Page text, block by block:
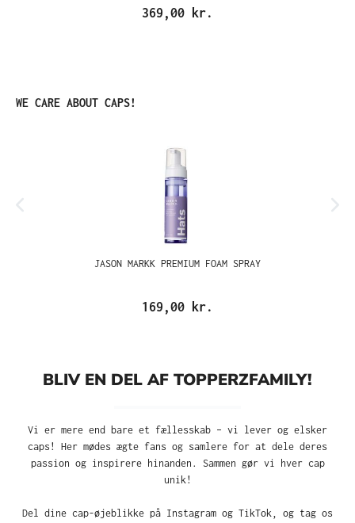
369,00 kr.
Spring produktgalleriet over
WE CARE ABOUT CAPS!
JASON MARKK PREMIUM FOAM SPRAY
169,00 kr.
BLIV EN DEL AF TOPPERZFAMILY!
Vi er mere end bare et fællesskab – vi lever og elsker
caps! Her mødes ægte fans og samlere for at dele deres
passion og inspirere hinanden. Sammen gør vi hver cap
unik!
Del dine cap-øjeblikke på Instagram og TikTok, og tag os